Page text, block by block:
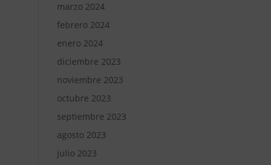
marzo 2024
febrero 2024
enero 2024
diciembre 2023
noviembre 2023
octubre 2023
septiembre 2023
agosto 2023
julio 2023